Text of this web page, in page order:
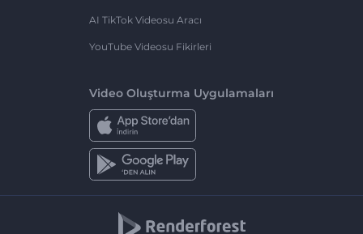
AI TikTok Videosu Aracı
YouTube Videosu Fikirleri
Video Oluşturma Uygulamaları